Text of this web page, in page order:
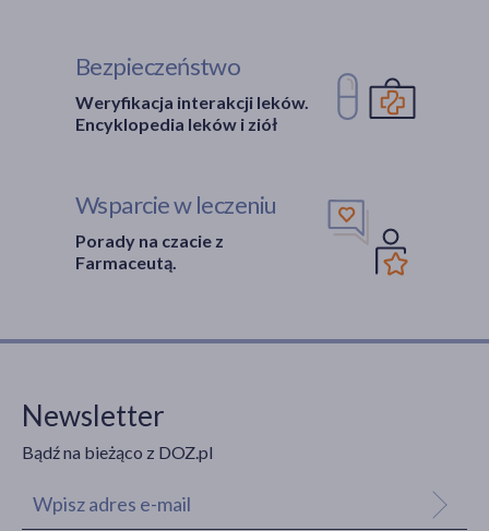
Bezpieczeństwo
Weryfikacja interakcji leków.
Encyklopedia leków i ziół
Wsparcie w leczeniu
Porady na czacie z
Farmaceutą.
Newsletter
Bądź na bieżąco z DOZ.pl